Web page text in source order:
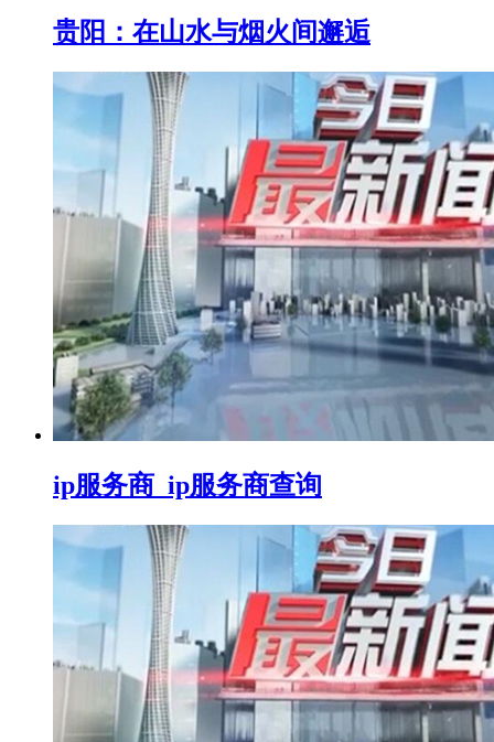
贵阳：在山水与烟火间邂逅
ip服务商_ip服务商查询